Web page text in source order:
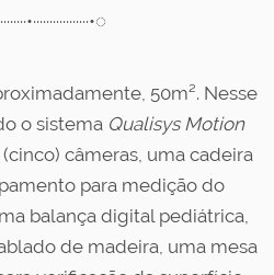
50m². Nesse
o sistema Qualisys Motion
(cinco) câmeras, uma cadeira
para medição do
balança digital pediátrica,
de madeira, uma mesa